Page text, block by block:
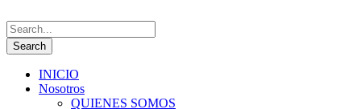
INICIO
Nosotros
QUIENES SOMOS